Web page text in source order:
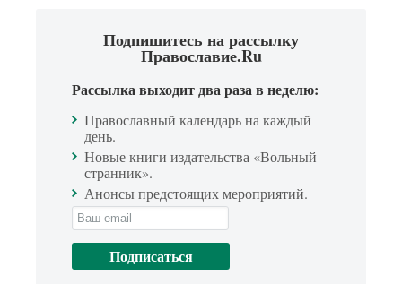
Подпишитесь на рассылку
Православие.Ru
Рассылка выходит два раза в неделю:
Православный календарь на каждый
день.
Новые книги издательства «Вольный
странник».
Анонсы предстоящих мероприятий.